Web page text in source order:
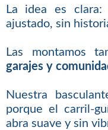
La idea es
ajustado, sin
Las montamos
garajes y
Nuestra
porque el carril-
abra suave y sin